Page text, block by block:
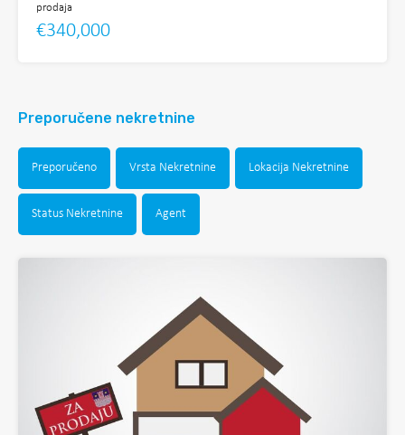
prodaja
€340,000
Preporučene nekretnine
Preporučeno Vrsta Nekretnine Lokacija Nekretnine
Status Nekretnine Agent